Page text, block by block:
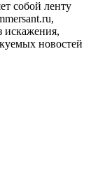
собой ленту
искажения,
новостей